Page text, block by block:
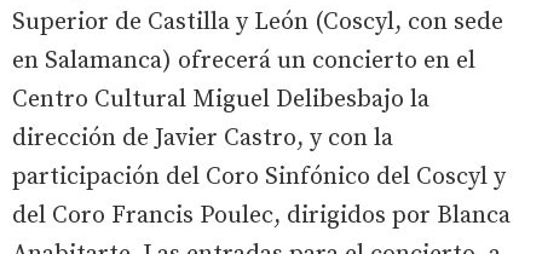
Superior de Castilla y León (Coscyl, con sede
en Salamanca) ofrecerá un concierto en el
Centro Cultural Miguel Delibesbajo la
dirección de Javier Castro, y con la
participación del Coro Sinfónico del Coscyl y
del Coro Francis Poulec, dirigidos por Blanca